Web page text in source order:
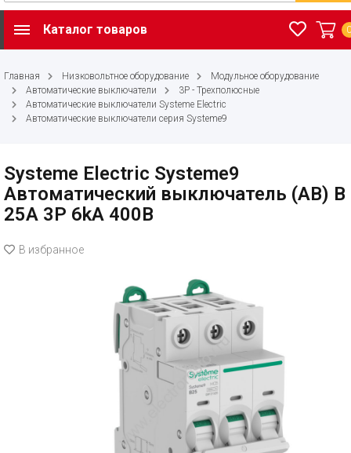
Каталог товаров
Главная Низковольтное оборудование
Модульное оборудование
Автоматические выключатели
3P - Трехполюсные
Автоматические выключатели Systeme Electric
Автоматические выключатели серия Systeme9
Systeme Electric Systeme9
Автоматический выключатель (АВ) B
25A 3P 6kA 400В
В избранное